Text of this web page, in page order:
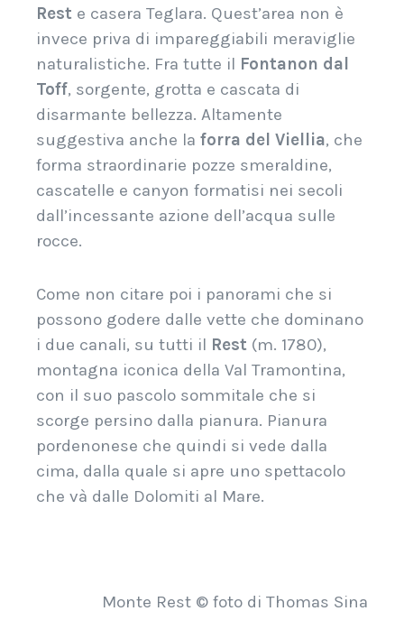
Rest e casera Teglara. Quest’area non è
invece priva di impareggiabili meraviglie
naturalistiche. Fra tutte il Fontanon dal
Toff, sorgente, grotta e cascata di
disarmante bellezza. Altamente
suggestiva anche la forra del Viellia, che
forma straordinarie pozze smeraldine,
cascatelle e canyon formatisi nei secoli
dall’incessante azione dell’acqua sulle
rocce.
Come non citare poi i panorami che si
possono godere dalle vette che dominano
i due canali, su tutti il Rest (m. 1780),
montagna iconica della Val Tramontina,
con il suo pascolo sommitale che si
scorge persino dalla pianura. Pianura
pordenonese che quindi si vede dalla
cima, dalla quale si apre uno spettacolo
che và dalle Dolomiti al Mare.
Monte Rest © foto di Thomas Sina